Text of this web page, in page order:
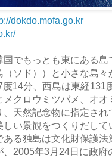
dokdo.mofa.go.kr
でもっとも東にある
ソド））と小さな島
14分、西島は東経131
クロウミツバメ、オ
天然記念物に指定さ
い景観をつくりだし
る独島は文化財保護
2005年3月24日に政